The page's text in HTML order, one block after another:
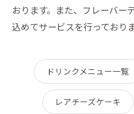
おります。また、フレーバー
込めてサービスを行っておりま
ドリンクメニュー一覧
レアチーズケーキ